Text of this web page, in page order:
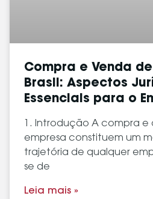
Compra e Venda
Brasil: Aspectos
Essenciais para o
1. Introdução A compra
empresa constituem um
trajetória de qualquer
se de
Leia mais »